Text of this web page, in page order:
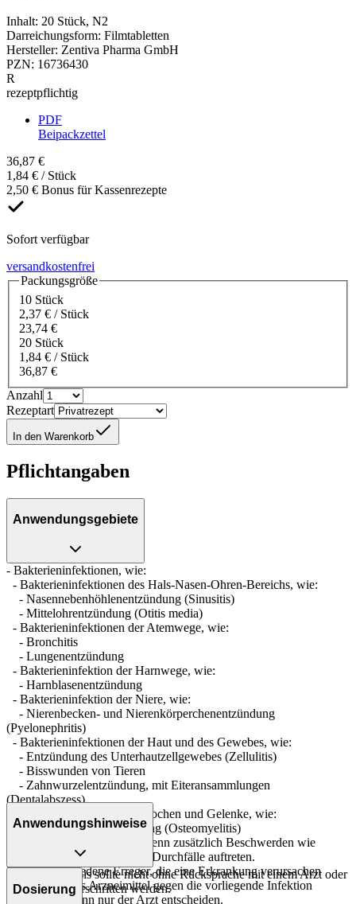
Inhalt: 20 Stück, N2
Darreichungsform: Filmtabletten
Hersteller: Zentiva Pharma GmbH
PZN: 16736430
R
rezeptpflichtig
PDF
Beipackzettel
36,87 €
1,84 € / Stück
2,50 € Bonus für Kassenrezepte
Sofort verfügbar
versandkostenfrei
Packungsgröße
10 Stück
2,37 € / Stück
23,74 €
20 Stück
1,84 € / Stück
36,87 €
Anzahl
Rezeptart
In den Warenkorb
Pflichtangaben
Anwendungsgebiete
- Bakterieninfektionen, wie:
- Bakterieninfektionen des Hals-Nasen-Ohren-Bereichs, wie:
- Nasennebenhöhlenentzündung (Sinusitis)
- Mittelohrentzündung (Otitis media)
- Bakterieninfektionen der Atemwege, wie:
- Bronchitis
- Lungenentzündung
- Bakterieninfektion der Harnwege, wie:
- Harnblasenentzündung
- Bakterieninfektion der Niere, wie:
- Nierenbecken- und Nierenkörperchenentzündung
(Pyelonephritis)
- Bakterieninfektionen der Haut und des Gewebes, wie:
- Entzündung des Unterhautzellgewebes (Zellulitis)
- Bisswunden von Tieren
- Zahnwurzelentzündung, mit Eiteransammlungen
(Dentalabszess)
- Bakterieninfektion der Knochen und Gelenke, wie:
- Knochenmarksentzündung (Osteomyelitis)
Suchen Sie Ihren Arzt auf, wenn zusätzlich Beschwerden wie
schwere und langanhaltende Durchfälle auftreten.
Es gibt verschiedene Erreger, die eine Erkrankung verursachen
können. Ob das Arzneimittel gegen die vorliegende Infektion
wirksam ist, kann nur der Arzt entscheiden.
Anwendungshinweise
Die Gesamtdosis sollte nicht ohne Rücksprache mit einem Arzt oder
Apotheker überschritten werden.
Dosierung